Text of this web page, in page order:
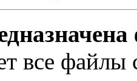
все файлы